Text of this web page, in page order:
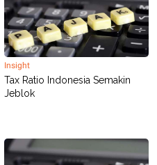
Insight
Tax Ratio Indonesia Semakin
Jeblok